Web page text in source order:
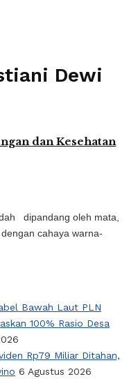
Dewi
dan Kesehatan
dipandang oleh mata,
cahaya warna-
Bawah Laut PLN
100% Rasio Desa
Rp79 Miliar Ditahan,
6 Agustus 2026